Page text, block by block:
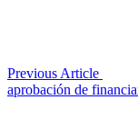
Previous Article
aprobación de